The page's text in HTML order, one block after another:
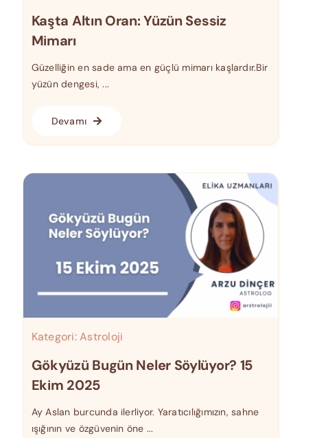
Kaşta Altın Oran: Yüzün Sessiz
Mimarı
Güzelliğin en sade ama en güçlü mimarı kaşlardır.Bir
yüzün dengesi, ...
Devamı
Kategori:Astroloji
Gökyüzü Bugün Neler Söylüyor? 15
Ekim 2025
Ay Aslan burcunda ilerliyor. Yaratıcılığımızın, sahne
ışığının ve özgüvenin öne ...